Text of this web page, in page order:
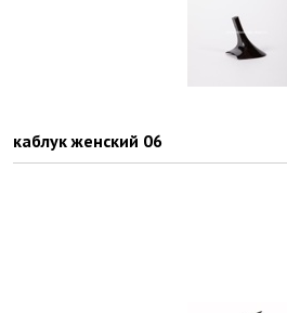
каблук женский 06